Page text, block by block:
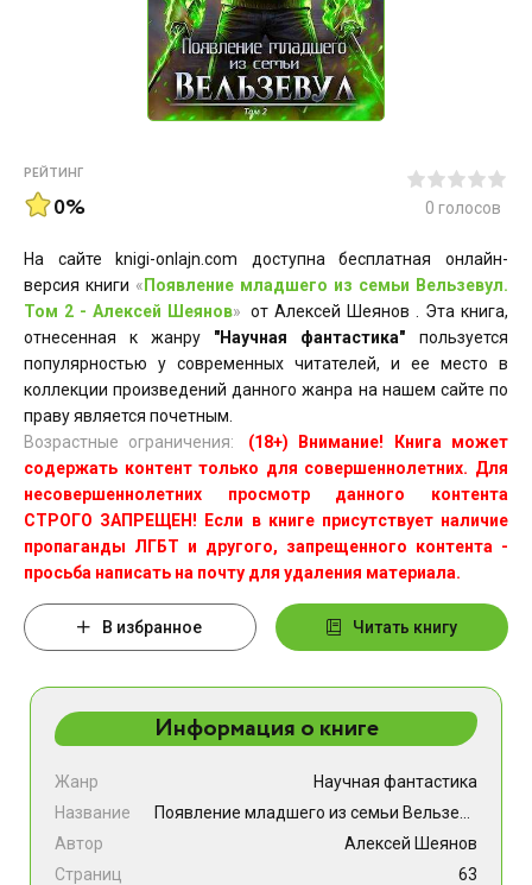
РЕЙТИНГ
0% 0 голосов
На сайте knigi-onlajn.com доступна бесплатная онлайн-
версия книги « Появление младшего из семьи Вельзевул.
Том 2 - Алексей Шеянов» от Алексей Шеянов . Эта книга,
отнесенная к жанру "Научная фантастика" пользуется
популярностью у современных читателей, и ее место в
коллекции произведений данного жанра на нашем сайте по
праву является почетным.
Возрастные ограничения:
(18+) Внимание! Книга может
содержать контент только для совершеннолетних. Для
несовершеннолетних просмотр данного контента
СТРОГО ЗАПРЕЩЕН! Если в книге присутствует наличие
пропаганды ЛГБТ и другого, запрещенного контента -
просьба написать на почту для удаления материала.
В избранное Читать книгу
Информация о книге
Жанр
Научная фантастика
Название
Автор
Алексей Шеянов
Страниц
63